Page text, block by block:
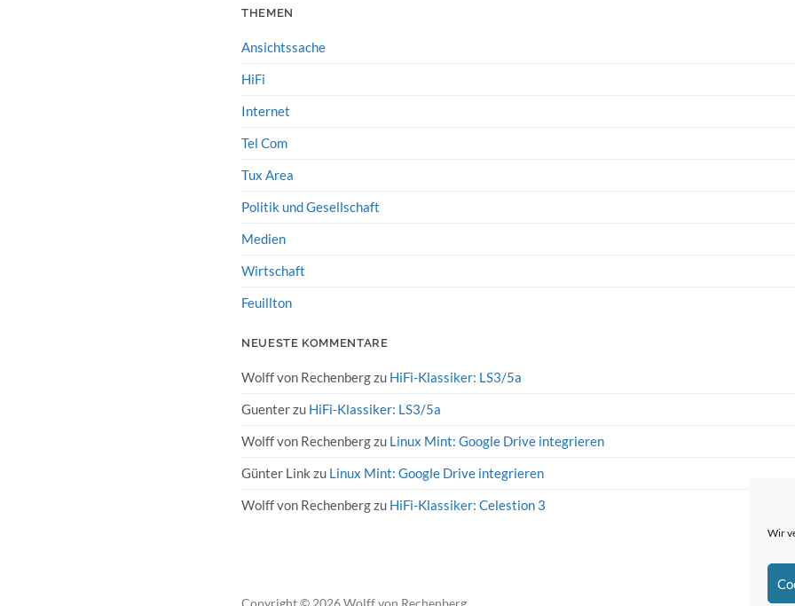
Wir
THEMEN
Ansichtssache
HiFi
Internet
Tel Com
Tux Area
Politik und Gesellschaft
Medien
Wirtschaft
Feuillton
NEUESTE KOMMENTARE
Wolff von Rechenbergzu HiFi-Klassiker: LS3/5a
Guenterzu HiFi-Klassiker: LS3/5a
Wolff von Rechenbergzu Linux Mint: Google Drive integrieren
Günter Link zu Linux Mint: Google Drive integrieren
Wolff von Rechenbergzu HiFi-Klassiker: Celestion 3